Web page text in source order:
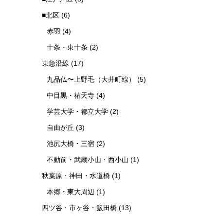
■北区 (6)
赤羽 (4)
十条・東十条 (2)
東急沿線 (17)
九品仏〜上野毛（大井町線） (5)
中目黒・祐天寺 (4)
学芸大学・都立大学 (2)
自由が丘 (3)
池尻大橋・三宿 (2)
不動前・武蔵小山・西小山 (1)
秋葉原・神田・水道橋 (1)
本郷・東大周辺 (1)
四ツ谷・市ヶ谷・飯田橋 (13)